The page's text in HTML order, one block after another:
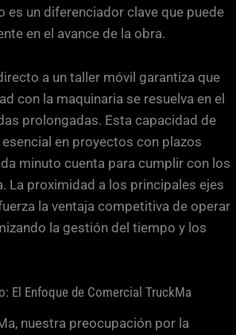
es un diferenciador clave que puede
en el avance de la obra.
a un taller móvil garantiza que
con la maquinaria se resuelva en el
prolongadas. Esta capacidad de
en proyectos con plazos
minuto cuenta para cumplir con los
La proximidad a los principales ejes
la ventaja competitiva de operar
la gestión del tiempo y los
El Enfoque de Comercial TruckMa
nuestra preocupación por la